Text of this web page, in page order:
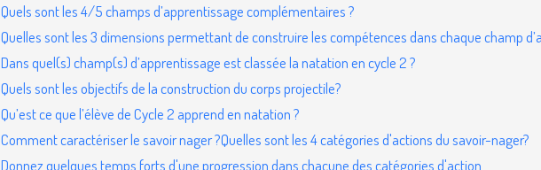
Quels sont les 4/5 champs d’apprentissage complémentaires ?
Quelles sont les 3 dimensions permettant de construire les compétences dans chaque champ
Dans quel(s) champ(s) d’apprentissage est classée la natation en cycle 2 ?
Quels sont les objectifs de la construction du corps projectile?
Qu’est ce que l’élève de Cycle 2 apprend en natation ?
Comment caractériser le savoir nager ?Quelles sont les 4 catégories d'actions du savoir-nager?
Donnez quelques temps forts d'une progression dans chacune des catégories d'action.